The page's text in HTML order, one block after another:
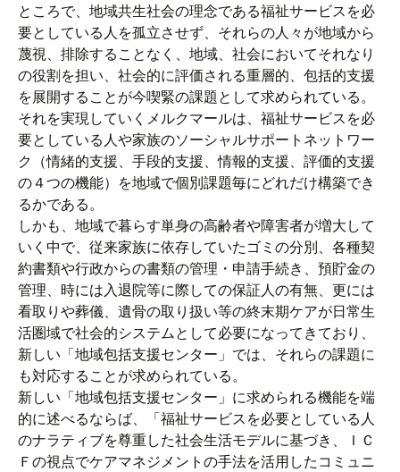
ところで、地域共生社会の理念である福祉サービスを必
要としている人を孤立させず、それらの人々が地域から
蔑視、排除することなく、地域、社会においてそれなり
の役割を担い、社会的に評価される重層的、包括的支援
を展開することが今喫緊の課題として求められている。
それを実現していくメルクマールは、福祉サービスを必
要としている人や家族のソーシャルサポートネットワー
ク（情緒的支援、手段的支援、情報的支援、評価的支援
の４つの機能）を地域で個別課題毎にどれだけ構築でき
るかである。
しかも、地域で暮らす単身の高齢者や障害者が増大して
いく中で、従来家族に依存していたゴミの分別、各種契
約書類や行政からの書類の管理・申請手続き、預貯金の
管理、時には入退院等に際しての保証人の有無、更には
看取りや葬儀、遺骨の取り扱い等の終末期ケアが日常生
活圏域で社会的システムとして必要になってきており、
新しい「地域包括支援センター」では、それらの課題に
も対応することが求められている。
新しい「地域包括支援センター」に求められる機能を端
的に述べるならば、「福祉サービスを必要としている人
のナラティブを尊重した社会生活モデルに基づき、ＩＣ
Ｆの視点でケアマネジメントの手法を活用したコミュニ